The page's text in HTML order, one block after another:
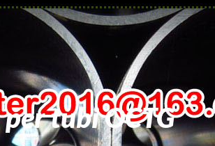
tubi OCTG